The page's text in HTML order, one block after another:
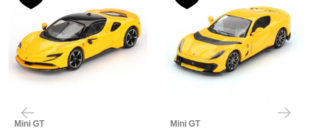
Mini GT Mini GT